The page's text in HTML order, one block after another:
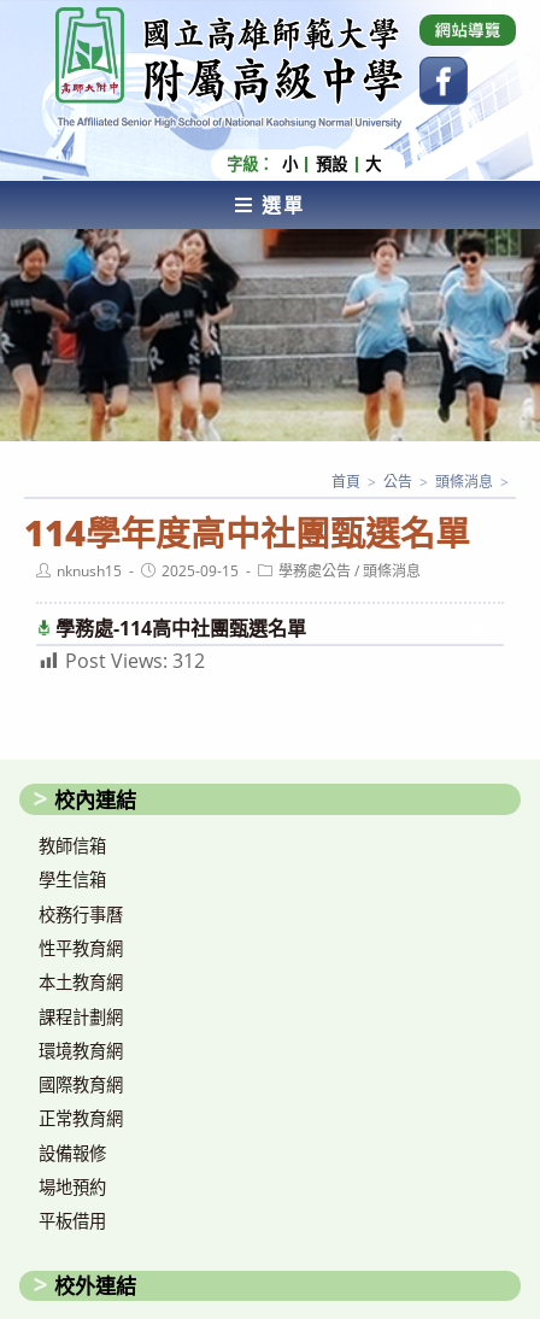
內
容
國立高雄師範大學附屬高級中學 Affiliated Senior
High School of National Kaohsiung Normal
University
字級： 小 預設 大
選單
AFFILIATED SENIOR HIGH SCHOOL OF NATIONAL
KAOHSIUNG NORMAL UNIVERSITY
114學年度高中社團甄選名單
首頁 > 公告 > 頭條消息 >
Postnknush15
Post2025-09-15
Post學務處公告/頭條消息
學務處-114高中社團甄選名單
Post Views: 312
校內連結
教師信箱
學生信箱
校務行事曆
性平教育網
本土教育網
課程計劃網
環境教育網
國際教育網
正常教育網
設備報修
場地預約
平板借用
校外連結